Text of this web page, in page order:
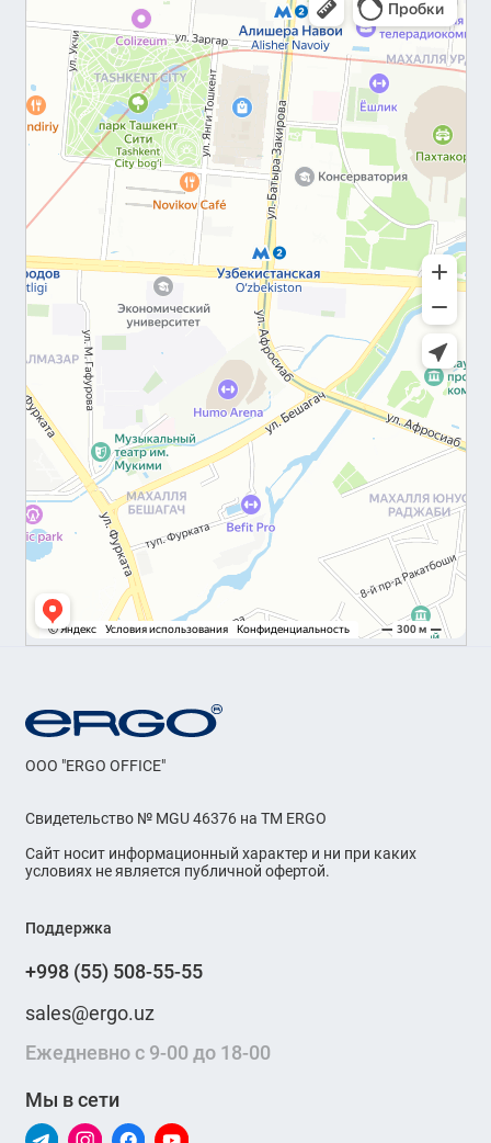
OOO "ERGO OFFICE"
Свидетельство № MGU 46376 на ТМ ERGO
Сайт носит информационный характер и ни при каких
условиях не является публичной офертой.
Поддержка
+998 (55) 508-55-55
sales@ergo.uz
Ежедневно с 9-00 до 18-00
Мы в сети